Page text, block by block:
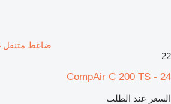
ضاغط متنقل CompAir C 200 TS - 24
22
CompAir C 200 TS - 24
السعر عند الطلب